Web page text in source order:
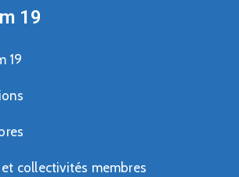
19
19
collectivités membres